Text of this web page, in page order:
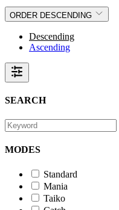
ORDER DESCENDING
Descending
Ascending
SEARCH
MODES
Standard
Mania
Taiko